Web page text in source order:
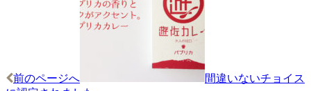
前のページへ
間違いないチョイス